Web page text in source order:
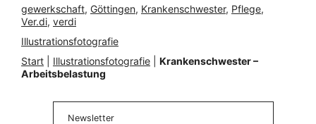
gewerkschaft, Göttingen, Krankenschwester, Pflege
Ver.di, verdi
Illustrationsfotografie
Start
Illustrationsfotografie
Krankenschwester –
Arbeitsbelastung
Newsletter